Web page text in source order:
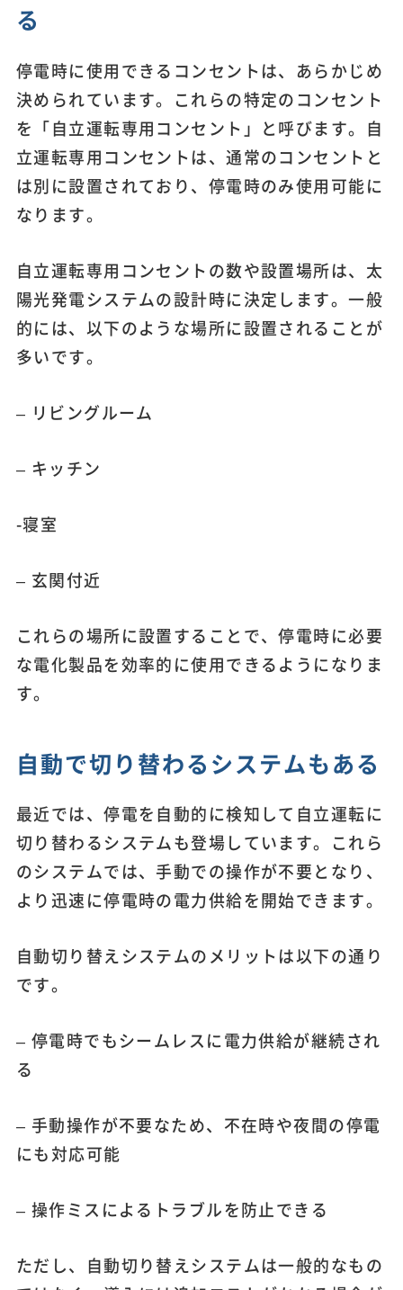
る
停電時に使用できるコンセントは、あらかじめ
決められています。これらの特定のコンセント
を「自立運転専用コンセント」と呼びます。自
立運転専用コンセントは、通常のコンセントと
は別に設置されており、停電時のみ使用可能に
なります。
自立運転専用コンセントの数や設置場所は、太
陽光発電システムの設計時に決定します。一般
的には、以下のような場所に設置されることが
多いです。
– リビングルーム
– キッチン
-寝室
– 玄関付近
これらの場所に設置することで、停電時に必要
な電化製品を効率的に使用できるようになりま
す。
自動で切り替わるシステムもある
最近では、停電を自動的に検知して自立運転に
切り替わるシステムも登場しています。これら
のシステムでは、手動での操作が不要となり、
より迅速に停電時の電力供給を開始できます。
自動切り替えシステムのメリットは以下の通り
です。
– 停電時でもシームレスに電力供給が継続され
る
– 手動操作が不要なため、不在時や夜間の停電
にも対応可能
– 操作ミスによるトラブルを防止できる
ただし、自動切り替えシステムは一般的なもの